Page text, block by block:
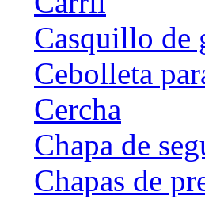
Casquillo de
Cebolleta
Cercha
Chapa de
Chapas de